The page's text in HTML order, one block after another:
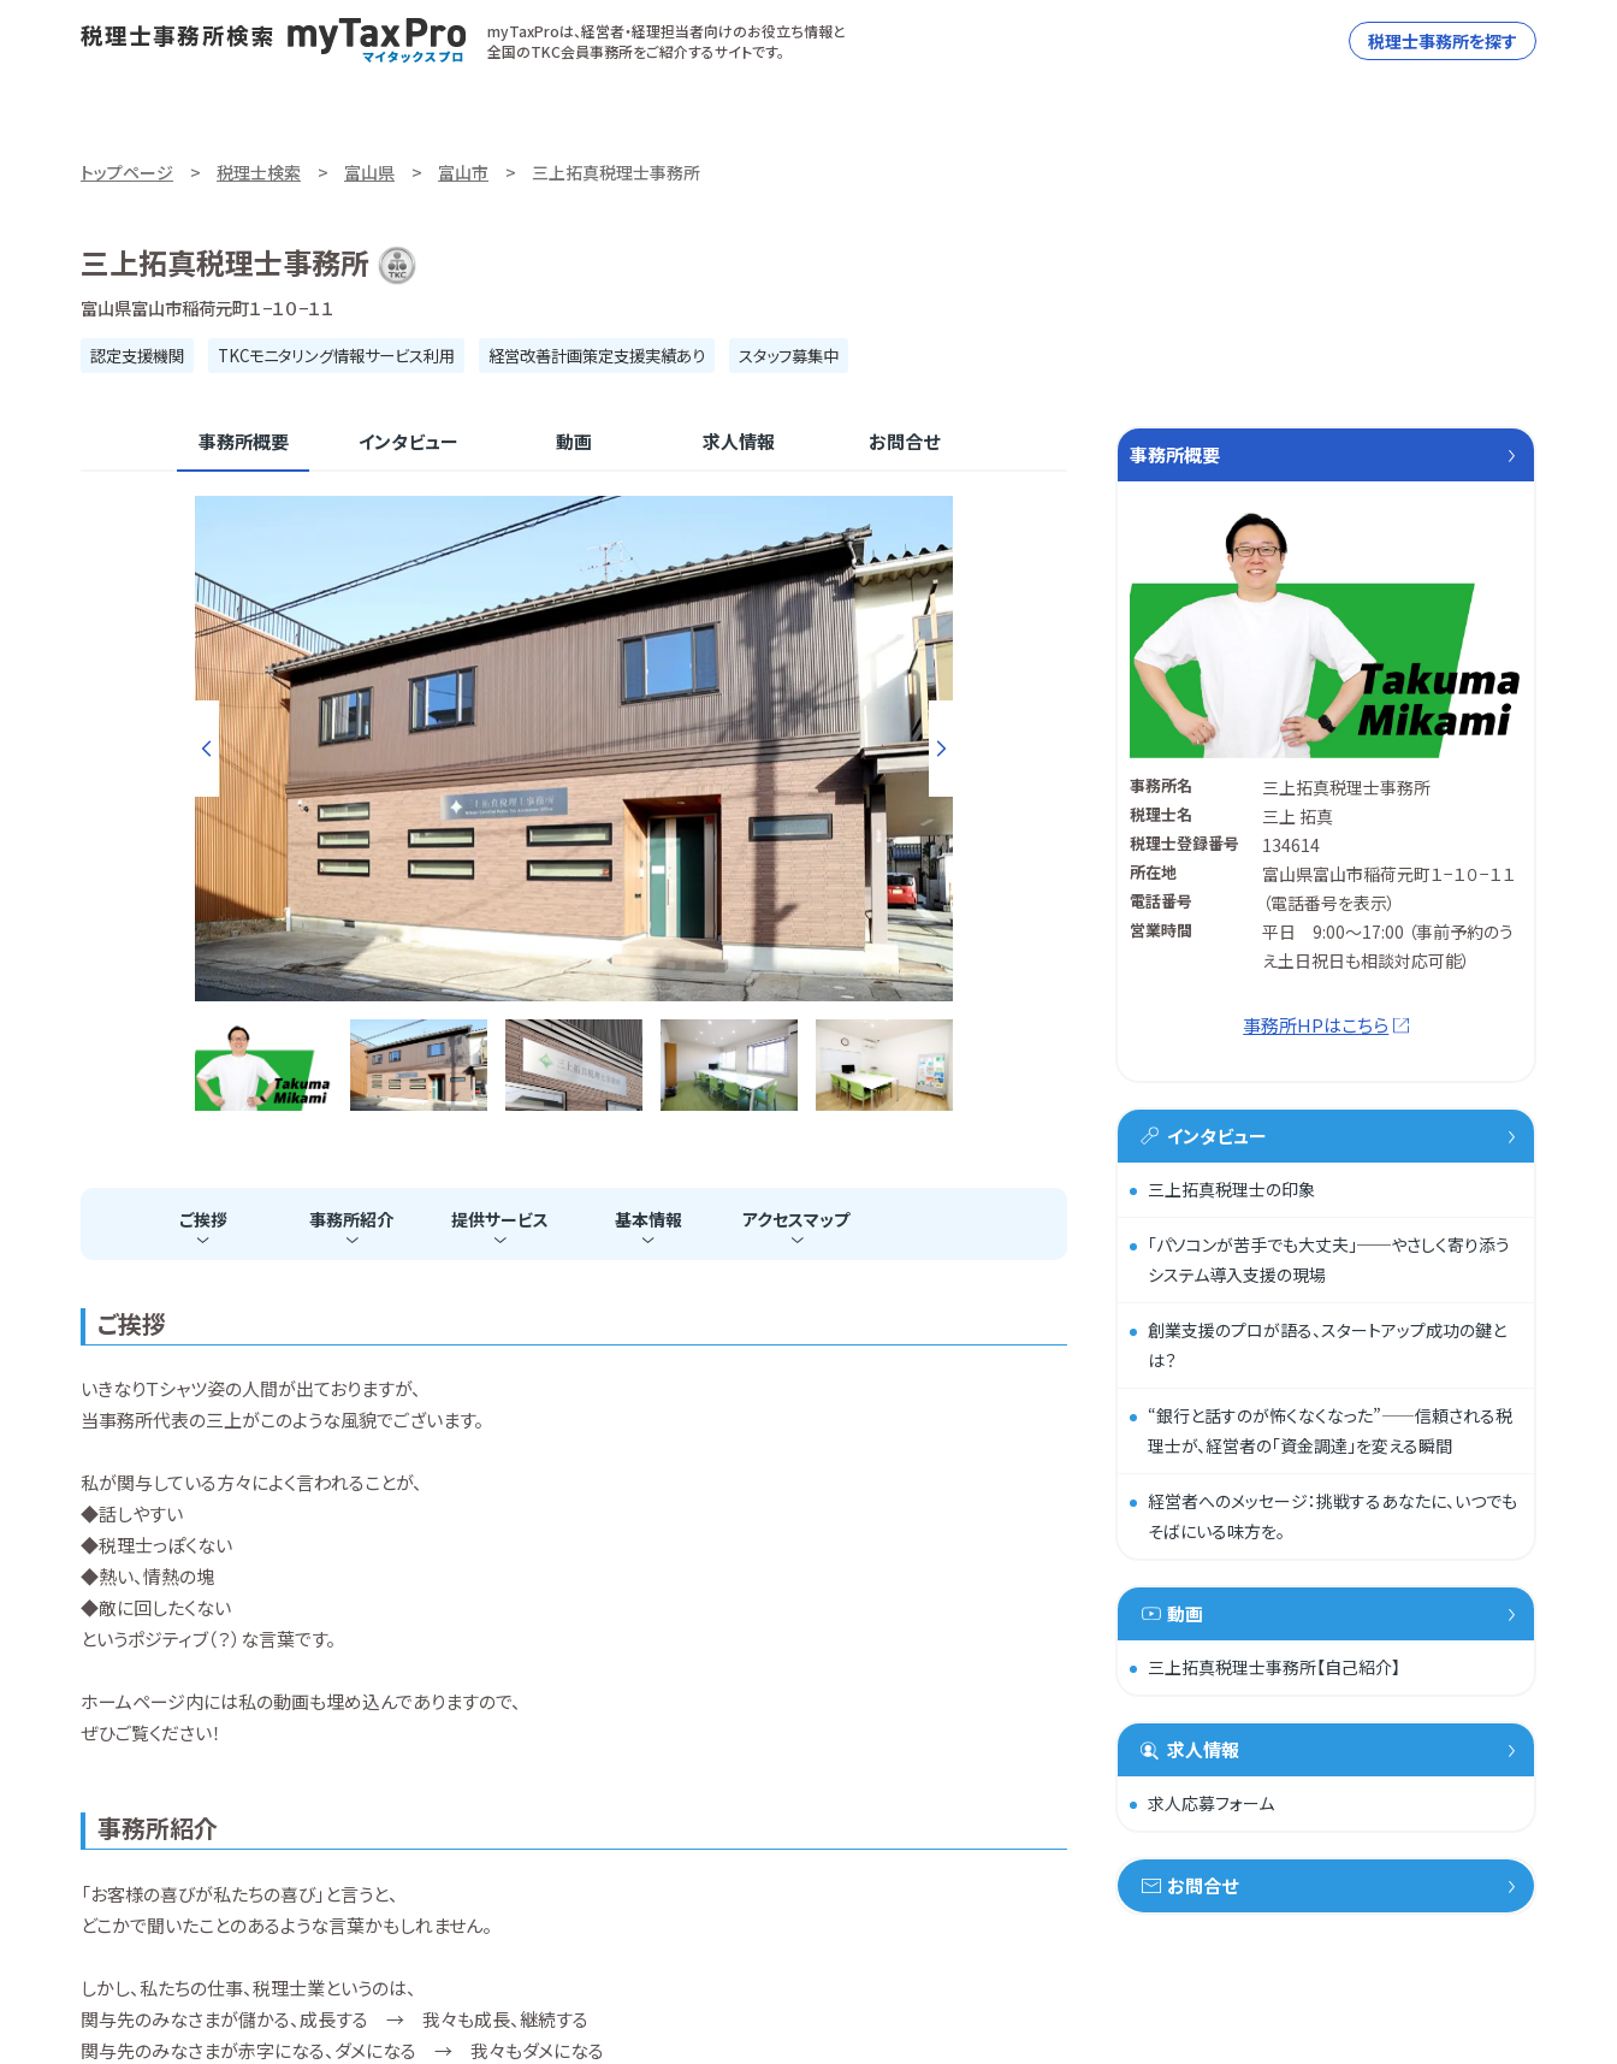
myTaxProは、経営者・経理担当者向けのお役立ち情報と
全国のTKC会員事務所をご紹介するサイトです。
税理士事務所を探す
トップページ 税理士検索 富山県 富山市 三上拓真税理士事務所
三上拓真税理士事務所
富山県富山市稲荷元町１−１０−１１
認定支援機関 TKCモニタリング情報サービス利用 経営改善計画策定支援実績あり スタッフ募集中
事務所概要 インタビュー 動画 求人情報 お問合せ
ご挨拶 事務所紹介 提供サービス 基本情報 アクセスマップ
ご挨拶
いきなりＴシャツ姿の人間が出ておりますが、
当事務所代表の三上がこのような風貌でございます。
私が関与している方々によく言われることが、
◆話しやすい
◆税理士っぽくない
◆熱い、情熱の塊
◆敵に回したくない
というポジティブ（？）な言葉です。
ホームページ内には私の動画も埋め込んでありますので、
ぜひご覧ください！
事務所紹介
「お客様の喜びが私たちの喜び」と言うと、
どこかで聞いたことのあるような言葉かもしれません。
しかし、私たちの仕事、税理士業というのは、
関与先のみなさまが儲かる、成長する → 我々も成長、継続する
関与先のみなさまが赤字になる、ダメになる → 我々もダメになる
事務所概要
事務所名 三上拓真税理士事務所
税理士名 三上 拓真
税理士登録番号 134614
所在地 富山県富山市稲荷元町１−１０−１１
電話番号 （電話番号を表示）
営業時間
平日 9:00～17:00 （事前予約のう
え土日祝日も相談対応可能）
事務所HPはこちら
インタビュー
三上拓真税理士の印象
「パソコンが苦手でも大丈夫」──やさしく寄り添う
システム導入支援の現場
創業支援のプロが語る、スタートアップ成功の鍵と
は？
“銀行と話すのが怖くなくなった”——信頼される税
理士が、経営者の「資金調達」を変える瞬間
経営者へのメッセージ：挑戦するあなたに、いつでも
そばにいる味方を。
動画
三上拓真税理士事務所【自己紹介】
求人情報
求人応募フォーム
お問合せ